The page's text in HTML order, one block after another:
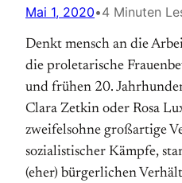
Mai 1, 2020•4 Minuten
Denkt mensch an die
die proletarische
und frühen 20.
Clara Zetkin oder Rosa
zweifelsohne großartige
sozialistischer Kämpfe,
(eher) bürgerlichen